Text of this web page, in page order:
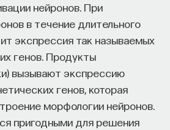
нейронов. При
в течение длительного
экспрессия так называемых
генов. Продукты
вызывают экспрессию
генов, которая
морфологии нейронов.
пригодными для решения